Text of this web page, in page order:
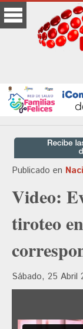
Publicado en
Video:
tiroteo
Sábado, 25 Abril